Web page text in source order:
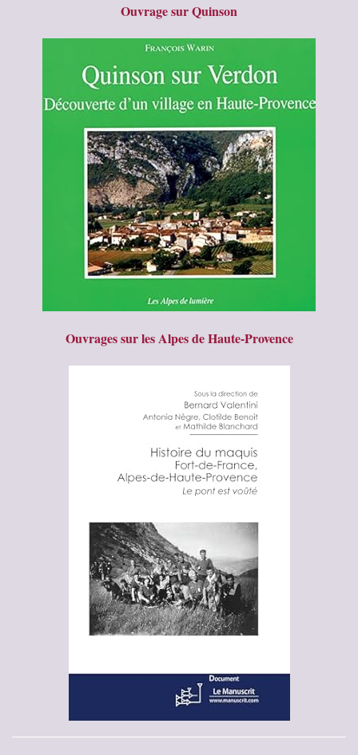
Ouvrage sur Quinson
Ouvrages sur les Alpes de Haute-Provence